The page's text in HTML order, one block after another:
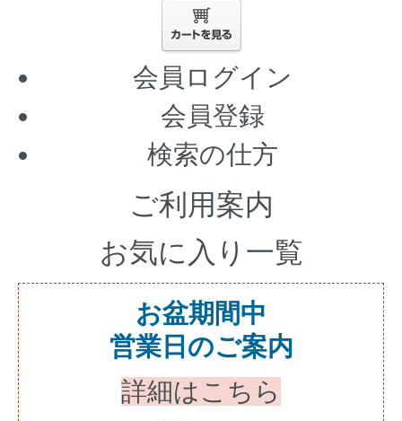
会員ログイン
会員登録
検索の仕方
ご利用案内
お気に入り一覧
お盆期間中
営業日のご案内
詳細はこちら